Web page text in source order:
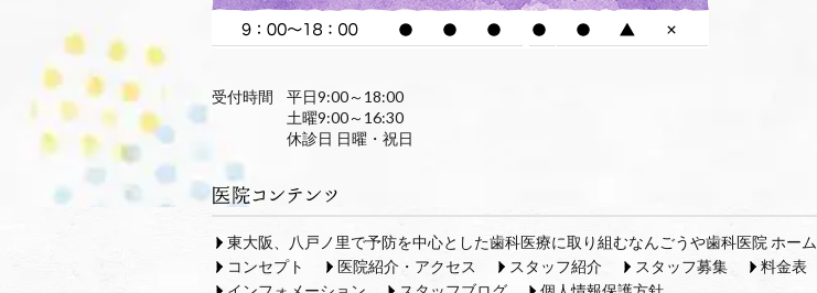
受付時間
平日9:00～18:00
土曜9:00～16:30
休診日 日曜・祝日
東大阪、八戸ノ里で予防を中心とした歯科医療に取り組むなんごうや歯科医院 ホーム
コンセプト
医院紹介・アクセス スタッフ紹介 スタッフ募集 料金表